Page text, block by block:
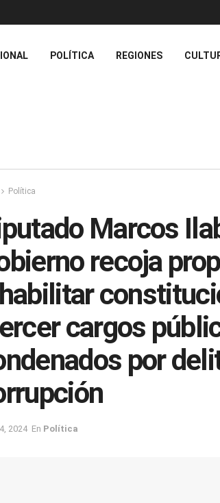
POLÍTICA REGIONES
Política
Marcos
recoja
cargos
por
2024 En Política